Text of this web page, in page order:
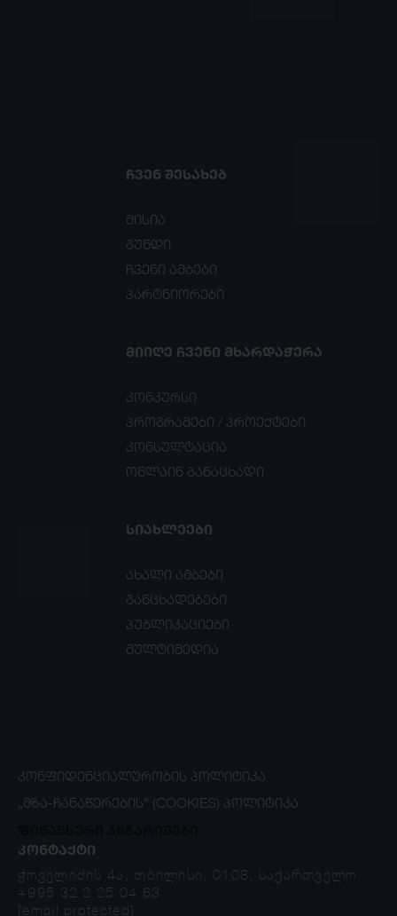
ᲩᲕᲔᲜ ᲨᲔᲡᲐᲮᲔᲑ
მისია
გუნდი
ჩვენი ამბები
პარტნიორები
ᲛᲘᲘᲦᲔ ᲩᲕᲔᲜᲘ ᲛᲮᲐᲠᲓᲐᲭᲔᲠᲐ
კონკურსი
პროგრამები / პროექტები
კონსულტაცია
ონლაინ განაცხადი
ᲡᲘᲐᲮᲚᲔᲔᲑᲘ
ახალი ამბები
განცხადებები
პუბლიკაციები
მულტიმედია
ᲙᲝᲜᲤᲘᲓᲔᲜᲪᲘᲐᲚᲣᲠᲝᲑᲘᲡ ᲞᲝᲚᲘᲢᲘᲙᲐ
„ᲛᲖᲐ-ᲩᲐᲜᲐᲬᲔᲠᲔᲑᲘᲡ“ (COOKIES) ᲞᲝᲚᲘᲢᲘᲙᲐ
ᲙᲝᲜᲢᲐᲥᲢᲘ
ჭოველიძის 4ა, თბილისი, 0108, საქართველო
+995 32 2 25 04 63
[email protected]